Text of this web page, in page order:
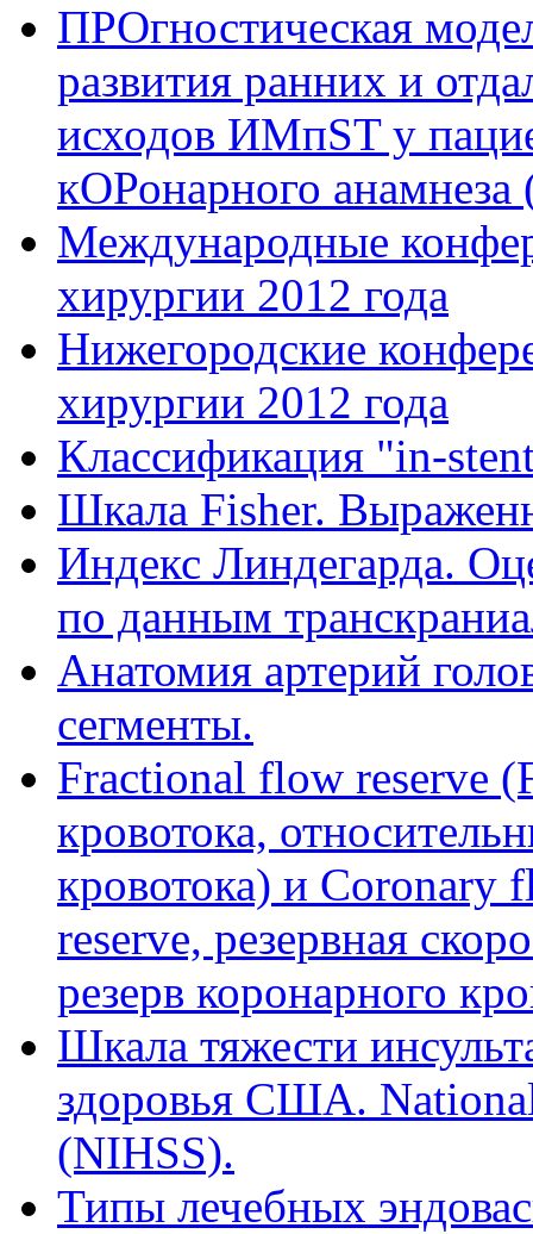
ПРОгностическая
развития ранних и
исходов ИМпST у
кОРонарного
Международные
хирургии 2012 года
Нижегородские
хирургии 2012 года
Классификация "in-
Шкала Fisher.
Индекс Линдегарда.
по данным
Анатомия артерий
сегменты.
Fractional flow reserve
кровотока,
кровотока) и Coronary
reserve, резервная
резерв коронарного
Шкала тяжести
здоровья CША.
(NIHSS).
Типы лечебных